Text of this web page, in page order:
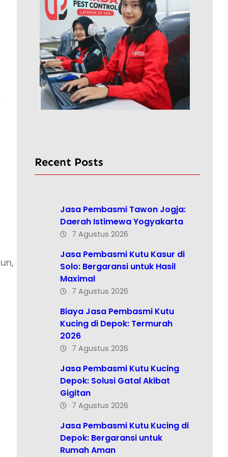
Recent Posts
Jasa Pembasmi Tawon Jogja:
Daerah Istimewa Yogyakarta
7 Agustus 2026
Jasa Pembasmi Kutu Kasur di
Solo: Bergaransi untuk Hasil
Maximal
7 Agustus 2026
Biaya Jasa Pembasmi Kutu
Kucing di Depok: Termurah
2026
7 Agustus 2026
Jasa Pembasmi Kutu Kucing
Depok: Solusi Gatal Akibat
Gigitan
7 Agustus 2026
Jasa Pembasmi Kutu Kucing di
Depok: Bergaransi untuk
Rumah Aman